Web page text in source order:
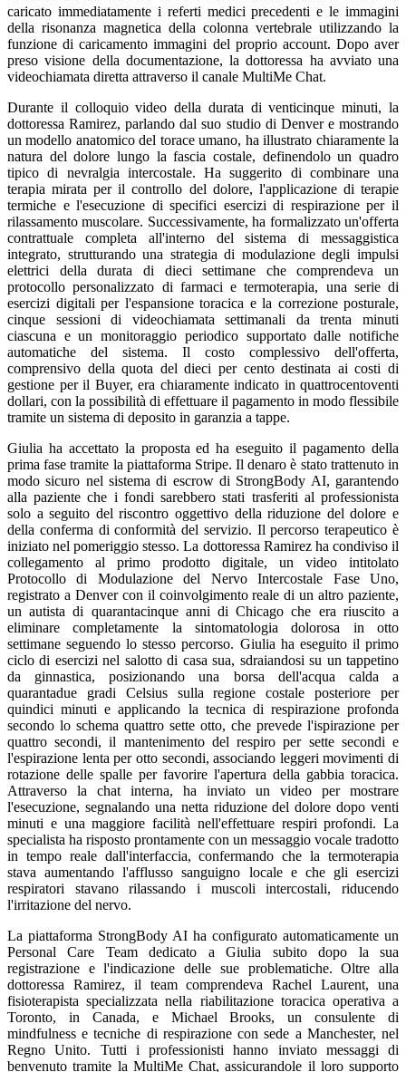
caricato immediatamente i referti medici precedenti e le immagini
della risonanza magnetica della colonna vertebrale utilizzando la
funzione di caricamento immagini del proprio account. Dopo aver
preso visione della documentazione, la dottoressa ha avviato una
videochiamata diretta attraverso il canale MultiMe Chat.
Durante il colloquio video della durata di venticinque minuti, la
dottoressa Ramirez, parlando dal suo studio di Denver e mostrando
un modello anatomico del torace umano, ha illustrato chiaramente la
natura del dolore lungo la fascia costale, definendolo un quadro
tipico di nevralgia intercostale. Ha suggerito di combinare una
terapia mirata per il controllo del dolore, l'applicazione di terapie
termiche e l'esecuzione di specifici esercizi di respirazione per il
rilassamento muscolare. Successivamente, ha formalizzato un'offerta
contrattuale completa all'interno del sistema di messaggistica
integrato, strutturando una strategia di modulazione degli impulsi
elettrici della durata di dieci settimane che comprendeva un
protocollo personalizzato di farmaci e termoterapia, una serie di
esercizi digitali per l'espansione toracica e la correzione posturale,
cinque sessioni di videochiamata settimanali da trenta minuti
ciascuna e un monitoraggio periodico supportato dalle notifiche
automatiche del sistema. Il costo complessivo dell'offerta,
comprensivo della quota del dieci per cento destinata ai costi di
gestione per il Buyer, era chiaramente indicato in quattrocentoventi
dollari, con la possibilità di effettuare il pagamento in modo flessibile
tramite un sistema di deposito in garanzia a tappe.
Giulia ha accettato la proposta ed ha eseguito il pagamento della
prima fase tramite la piattaforma Stripe. Il denaro è stato trattenuto in
modo sicuro nel sistema di escrow di StrongBody AI, garantendo
alla paziente che i fondi sarebbero stati trasferiti al professionista
solo a seguito del riscontro oggettivo della riduzione del dolore e
della conferma di conformità del servizio. Il percorso terapeutico è
iniziato nel pomeriggio stesso. La dottoressa Ramirez ha condiviso il
collegamento al primo prodotto digitale, un video intitolato
Protocollo di Modulazione del Nervo Intercostale Fase Uno,
registrato a Denver con il coinvolgimento reale di un altro paziente,
un autista di quarantacinque anni di Chicago che era riuscito a
eliminare completamente la sintomatologia dolorosa in otto
settimane seguendo lo stesso percorso. Giulia ha eseguito il primo
ciclo di esercizi nel salotto di casa sua, sdraiandosi su un tappetino
da ginnastica, posizionando una borsa dell'acqua calda a
quarantadue gradi Celsius sulla regione costale posteriore per
quindici minuti e applicando la tecnica di respirazione profonda
secondo lo schema quattro sette otto, che prevede l'ispirazione per
quattro secondi, il mantenimento del respiro per sette secondi e
l'espirazione lenta per otto secondi, associando leggeri movimenti di
rotazione delle spalle per favorire l'apertura della gabbia toracica.
Attraverso la chat interna, ha inviato un video per mostrare
l'esecuzione, segnalando una netta riduzione del dolore dopo venti
minuti e una maggiore facilità nell'effettuare respiri profondi. La
specialista ha risposto prontamente con un messaggio vocale tradotto
in tempo reale dall'interfaccia, confermando che la termoterapia
stava aumentando l'afflusso sanguigno locale e che gli esercizi
respiratori stavano rilassando i muscoli intercostali, riducendo
l'irritazione del nervo.
La piattaforma StrongBody AI ha configurato automaticamente un
Personal Care Team dedicato a Giulia subito dopo la sua
registrazione e l'indicazione delle sue problematiche. Oltre alla
dottoressa Ramirez, il team comprendeva Rachel Laurent, una
fisioterapista specializzata nella riabilitazione toracica operativa a
Toronto, in Canada, e Michael Brooks, un consulente di
mindfulness e tecniche di respirazione con sede a Manchester, nel
Regno Unito. Tutti i professionisti hanno inviato messaggi di
benvenuto tramite la MultiMe Chat, assicurandole il loro supporto